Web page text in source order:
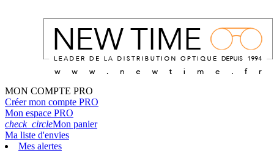
MON COMPTE PRO
Créer mon compte PRO
Mon espace PRO
check_circleMon panier
Ma liste d'envies
Mes alertes